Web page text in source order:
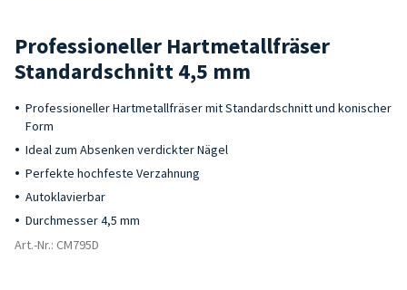
Professioneller Hartmetallfräser
Standardschnitt 4,5 mm
Professioneller Hartmetallfräser mit Standardschnitt und konischer
Form
Ideal zum Absenken verdickter Nägel
Perfekte hochfeste Verzahnung
Autoklavierbar
Durchmesser 4,5 mm
Art.-Nr.: CM795D